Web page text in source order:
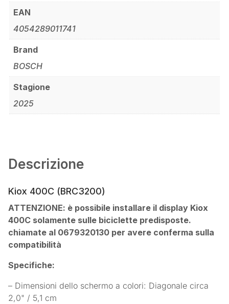
EAN
4054289011741
Brand
BOSCH
Stagione
2025
Descrizione
Kiox 400C (BRC3200)
ATTENZIONE: è possibile installare il display Kiox
400C solamente sulle biciclette predisposte.
chiamate al 0679320130 per avere conferma sulla
compatibilità
Specifiche:
– Dimensioni dello schermo a colori: Diagonale circa
2,0" / 5,1 cm